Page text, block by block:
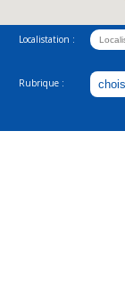
Localistation :
Rubrique :